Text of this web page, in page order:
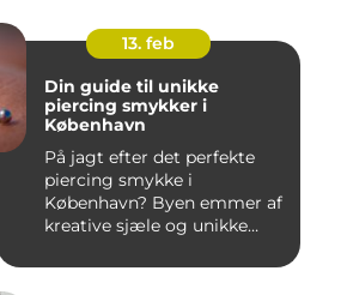
13. feb
Din guide til unikke
piercing smykker i
København
På jagt efter det perfekte
piercing smykke i
København? Byen emmer af
kreative sjæle og unikke